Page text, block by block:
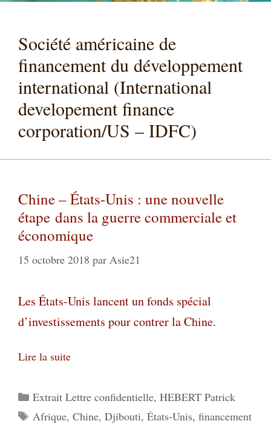
Société américaine de
financement du développement
international (International
developement finance
corporation/US – IDFC)
Chine – États-Unis : une nouvelle
étape dans la guerre commerciale et
économique
15 octobre 2018 par Asie21
Les États-Unis lancent un fonds spécial
d’investissements pour contrer la Chine.
Lire la suite
Catégories
Extrait Lettre confidentielle, HEBERT Patrick
Étiquettes
Afrique, Chine, Djibouti, États-Unis, financement